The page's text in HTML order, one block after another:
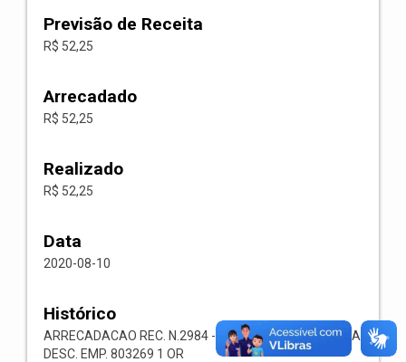
Previsão de Receita
R$ 52,25
Arrecadado
R$ 52,25
Realizado
R$ 52,25
Data
2020-08-10
Histórico
ARRECADACAO REC. N.2984 -- 1118.02.3.1.00-RECEITA
DESC. EMP. 803269 1 OR